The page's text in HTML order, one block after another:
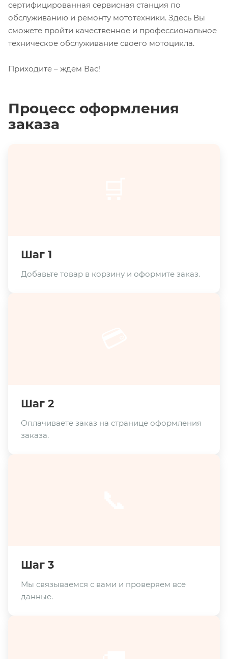
сертифицированная сервисная станция по
обслуживанию и ремонту мототехники. Здесь Вы
сможете пройти качественное и профессиональное
техническое обслуживание своего мотоцикла.
Приходите – ждем Вас!
Процесс оформления
заказа
Шаг 1
Добавьте товар в корзину и оформите заказ.
Шаг 2
Оплачиваете заказ на странице оформления
заказа.
Шаг 3
Мы связываемся с вами и проверяем все
данные.